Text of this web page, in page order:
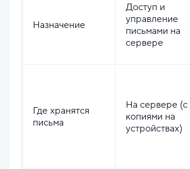
Назначение
Доступ и
управление
письмами на
сервере
Где хранятся
письма
На сервере (с
копиями на
устройствах)